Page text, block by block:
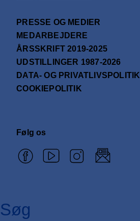
PRESSE OG MEDIER
MEDARBEJDERE
ÅRSSKRIFT 2019-2025
UDSTILLINGER 1987-2026
DATA- OG PRIVATLIVSPOLITIK
COOKIEPOLITIK
Følg os
Søg